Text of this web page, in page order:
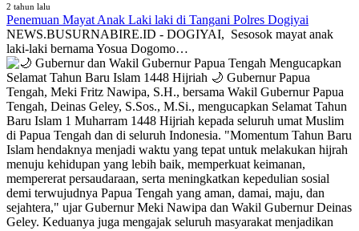
2 tahun lalu
Penemuan Mayat Anak Laki laki di Tangani Polres Dogiyai
NEWS.BUSURNABIRE.ID - DOGIYAI, Sesosok mayat anak
laki-laki bernama Yosua Dogomo…